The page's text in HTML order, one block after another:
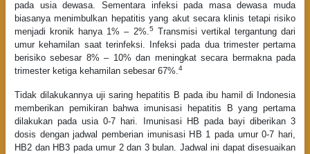
pada usia dewasa. Sementara infeksi pada masa dewasa muda
biasanya menimbulkan hepatitis yang akut secara klinis tetapi risiko
menjadi kronik hanya 1% – 2%. 5
Transmisi vertikal tergantung dari
umur kehamilan saat terinfeksi. Infeksi pada dua trimester pertama
berisiko sebesar 8% – 10% dan meningkat secara bermakna pada
trimester ketiga kehamilan sebesar 67%. 4
Tidak dilakukannya uji saring hepatitis B pada ibu hamil di Indonesia
memberikan pemikiran bahwa imunisasi hepatitis B yang pertama
dilakukan pada usia 0-7 hari. Imunisasi HB pada bayi diberikan 3
dosis dengan jadwal pemberian imunisasi HB 1 pada umur 0-7 hari,
HB2 dan HB3 pada umur 2 dan 3 bulan. Jadwal ini dapat disesuaikan